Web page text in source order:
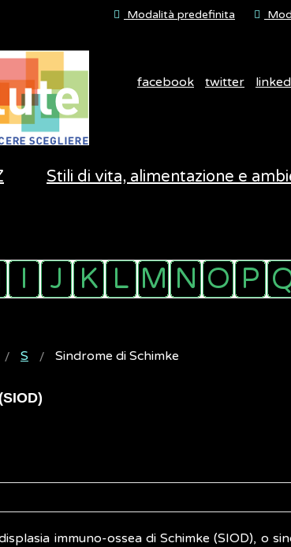
Modalità predefinita
facebook twitter
Stili di vita, alimentazione e
S Sindrome di Schimke
immuno-ossea di Schimke (SIOD), o